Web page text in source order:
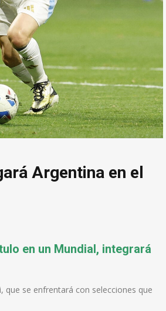
Argentina en el
en un Mundial, integrará
que se enfrentará con selecciones que